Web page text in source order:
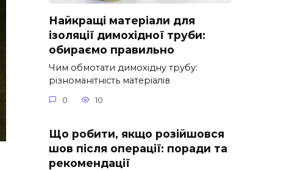
Найкращі матеріали для
ізоляції димохідної труби:
обираємо правильно
Чим обмотати димохідну трубу:
різноманітність матеріалів
0 10
Що робити, якщо розійшовся
шов після операції: поради та
рекомендації